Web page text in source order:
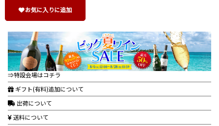
お気に入りに追加
⇒特設会場はコチラ
ギフト(有料)追加について
出荷について
送料について